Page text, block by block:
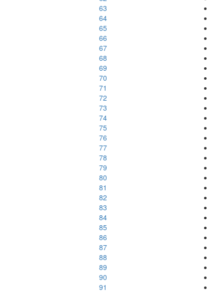
63
64
65
66
67
68
69
70
71
72
73
74
75
76
77
78
79
80
81
82
83
84
85
86
87
88
89
90
91